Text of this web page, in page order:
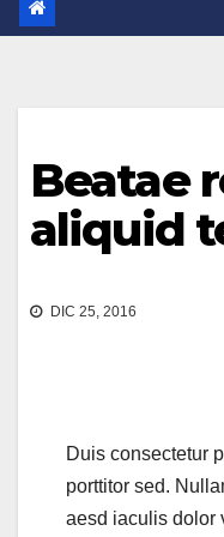
Beatae
aliquid
DIC 25, 2016
Duis consectetur
porttitor sed.
aesd iaculis dolor